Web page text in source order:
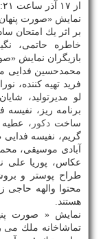
از ۱۷ آذر ساعت ۲۱: ۳۰ روی صحنه تماشاخانه ملك می رود.
نمایش «صورت
بر اثر یك امتحان
خاطره حاتمی،
بازیگران نمایش
محمدحسین فدایی
فرید تهیه كننده،
لو مدیرتولید،
برنامه ریز،
ساختدكور ، عطیه
گریم، نفیسه
آبادی موسیقی،
عكاس، پوریا علی
طراح پوستر و
محتوا والهه حاجی
هستند.
تماشاخانه ملك می